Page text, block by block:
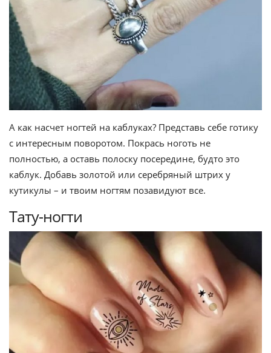
А как насчет ногтей на каблуках? Представь себе готику
с интересным поворотом. Покрась ноготь не
полностью, а оставь полоску посередине, будто это
каблук. Добавь золотой или серебряный штрих у
кутикулы – и твоим ногтям позавидуют все.
Тату-ногти